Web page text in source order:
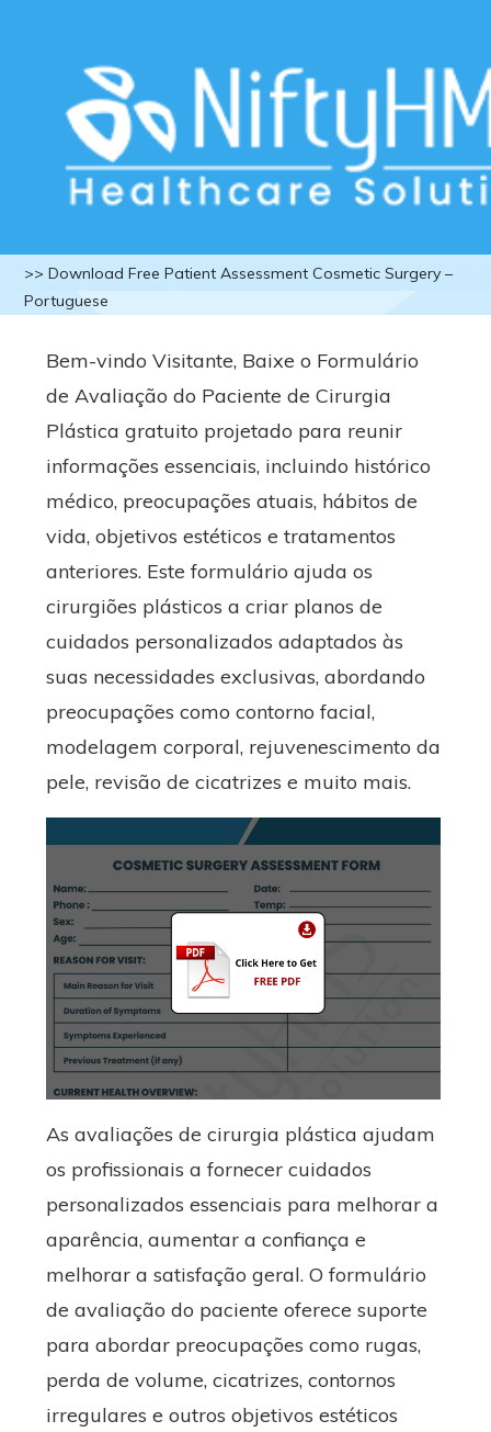
Download Free Patient Assessment
Cosmetic Surgery – Portuguese
>> Download Free Patient Assessment Cosmetic Surgery –
Portuguese
Bem-vindo Visitante, Baixe o Formulário
de Avaliação do Paciente de Cirurgia
Plástica gratuito projetado para reunir
informações essenciais, incluindo histórico
médico, preocupações atuais, hábitos de
vida, objetivos estéticos e tratamentos
anteriores. Este formulário ajuda os
cirurgiões plásticos a criar planos de
cuidados personalizados adaptados às
suas necessidades exclusivas, abordando
preocupações como contorno facial,
modelagem corporal, rejuvenescimento da
pele, revisão de cicatrizes e muito mais.
As avaliações de cirurgia plástica ajudam
os profissionais a fornecer cuidados
personalizados essenciais para melhorar a
aparência, aumentar a confiança e
melhorar a satisfação geral. O formulário
de avaliação do paciente oferece suporte
para abordar preocupações como rugas,
perda de volume, cicatrizes, contornos
irregulares e outros objetivos estéticos